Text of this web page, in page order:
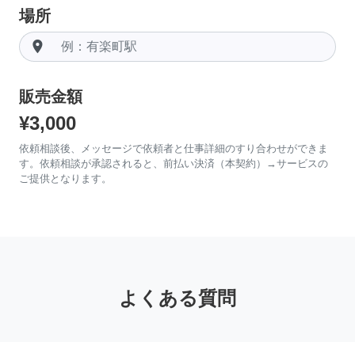
場所
room
販売金額
¥3,000
依頼相談後、メッセージで依頼者と仕事詳細のすり合わせができま
す。依頼相談が承認されると、前払い決済（本契約）→サービスの
ご提供となります。
よくある質問